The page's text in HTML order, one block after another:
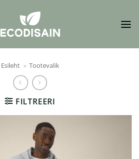
Esileht » Tootevalik
FILTREERI